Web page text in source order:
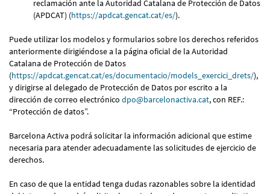
reclamación ante la Autoridad Catalana de Protección de Datos
(APDCAT) (https://apdcat.gencat.cat/es/).
Puede utilizar los modelos y formularios sobre los derechos referidos
anteriormente dirigiéndose a la página oficial de la Autoridad
Catalana de Protección de Datos
(https://apdcat.gencat.cat/es/documentacio/models_exercici_drets/),
y dirigirse al delegado de Protección de Datos por escrito a la
dirección de correo electrónico dpo@barcelonactiva.cat, con REF.:
“Protección de datos”.
Barcelona Activa podrá solicitar la información adicional que estime
necesaria para atender adecuadamente las solicitudes de ejercicio de
derechos.
En caso de que la entidad tenga dudas razonables sobre la identidad